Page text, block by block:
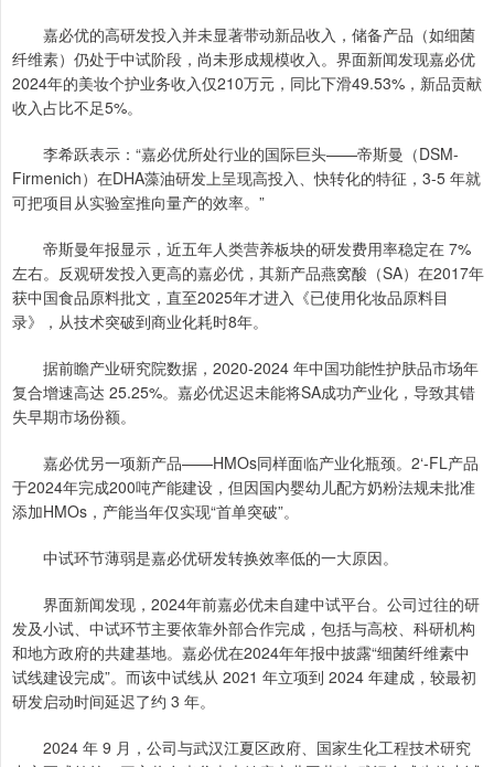
嘉必优的高研发投入并未显著带动新品收入，储备产品（如细菌
纤维素）仍处于中试阶段，尚未形成规模收入。界面新闻发现嘉必优
2024年的美妆个护业务收入仅210万元，同比下滑49.53%，新品贡献
收入占比不足5%。
李希跃表示：“嘉必优所处行业的国际巨头——帝斯曼（DSM-
Firmenich）在DHA藻油研发上呈现高投入、快转化的特征，3-5 年就
可把项目从实验室推向量产的效率。”
帝斯曼年报显示，近五年人类营养板块的研发费用率稳定在 7%
左右。反观研发投入更高的嘉必优，其新产品燕窝酸（SA）在2017年
获中国食品原料批文，直至2025年才进入《已使用化妆品原料目
录》，从技术突破到商业化耗时8年。
据前瞻产业研究院数据，2020-2024 年中国功能性护肤品市场年
复合增速高达 25.25%。嘉必优迟迟未能将SA成功产业化，导致其错
失早期市场份额。
嘉必优另一项新产品——HMOs同样面临产业化瓶颈。2‘-FL产品
于2024年完成200吨产能建设，但因国内婴幼儿配方奶粉法规未批准
添加HMOs，产能当年仅实现“首单突破”。
中试环节薄弱是嘉必优研发转换效率低的一大原因。
界面新闻发现，2024年前嘉必优未自建中试平台。公司过往的研
发及小试、中试环节主要依靠外部合作完成，包括与高校、科研机构
和地方政府的共建基地。嘉必优在2024年年报中披露“细菌纤维素中
试线建设完成”。而该中试线从 2021 年立项到 2024 年建成，较最初
研发启动时间延迟了约 3 年。
2024 年 9 月，公司与武汉江夏区政府、国家生化工程技术研究